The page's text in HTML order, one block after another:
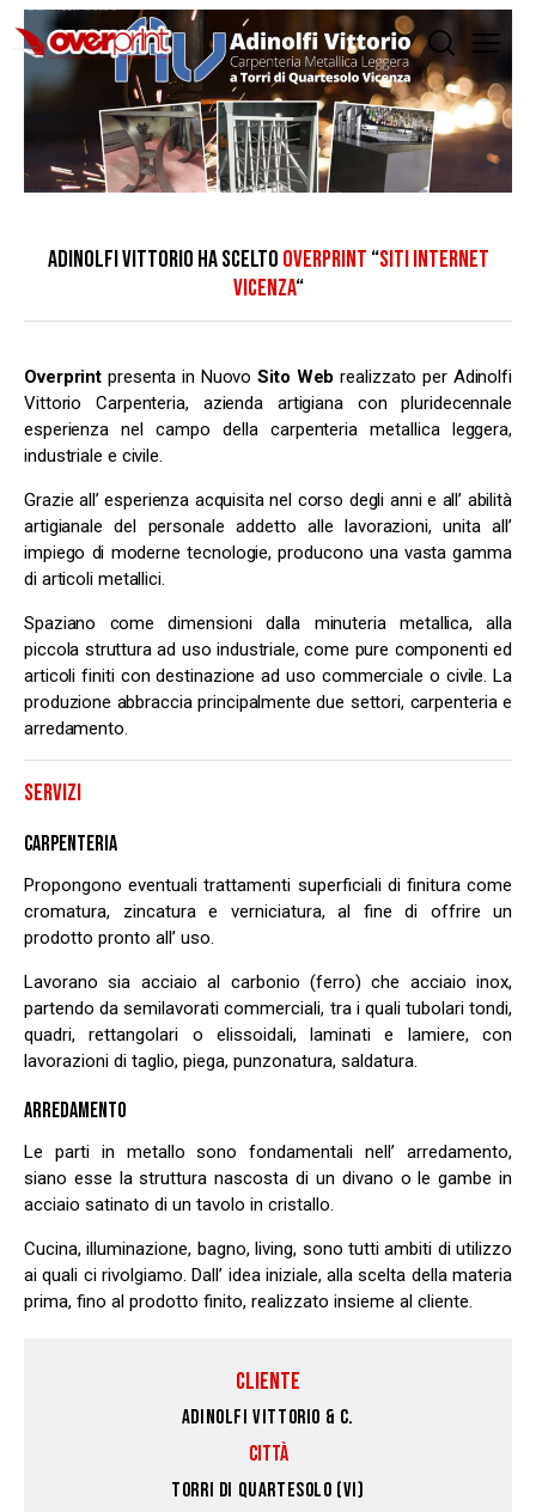
ADINOLFI VITTORIO HA SCELTO OVERPRINT “SITI INTERNET
VICENZA“
Overprint presenta in NuovoSito Web realizzato per Adinolfi
Vittorio Carpenteria, azienda artigiana con pluridecennale
esperienza nel campo della carpenteria metallica leggera,
industriale e civile.
Grazie all’ esperienza acquisita nel corso degli anni e all’ abilità
artigianale del personale addetto alle lavorazioni, unita all’
impiego di moderne tecnologie, producono una vasta gamma
di articoli metallici.
Spaziano come dimensioni dalla minuteria metallica, alla
piccola struttura ad uso industriale, come pure componenti ed
articoli finiti con destinazione ad uso commerciale o civile. La
produzione abbraccia principalmente due settori, carpenteria e
arredamento.
SERVIZI
CARPENTERIA
Propongono eventuali trattamenti superficiali di finitura come
cromatura, zincatura e verniciatura, al fine di offrire un
prodotto pronto all’ uso.
Lavorano sia acciaio al carbonio (ferro) che acciaio inox,
partendo da semilavorati commerciali, tra i quali tubolari tondi,
quadri, rettangolari o elissoidali, laminati e lamiere, con
lavorazioni di taglio, piega, punzonatura, saldatura.
ARREDAMENTO
Le parti in metallo sono fondamentali nell’ arredamento,
siano esse la struttura nascosta di un divano o le gambe in
acciaio satinato di un tavolo in cristallo.
Cucina, illuminazione, bagno, living, sono tutti ambiti di utilizzo
ai quali ci rivolgiamo. Dall’ idea iniziale, alla scelta della materia
prima, fino al prodotto finito, realizzato insieme al cliente.
CLIENTE
ADINOLFI VITTORIO & C.
CITTÀ
TORRI DI QUARTESOLO (VI)